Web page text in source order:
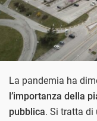
La pandemia ha
l’importanza della
pubblica. Si tratta di